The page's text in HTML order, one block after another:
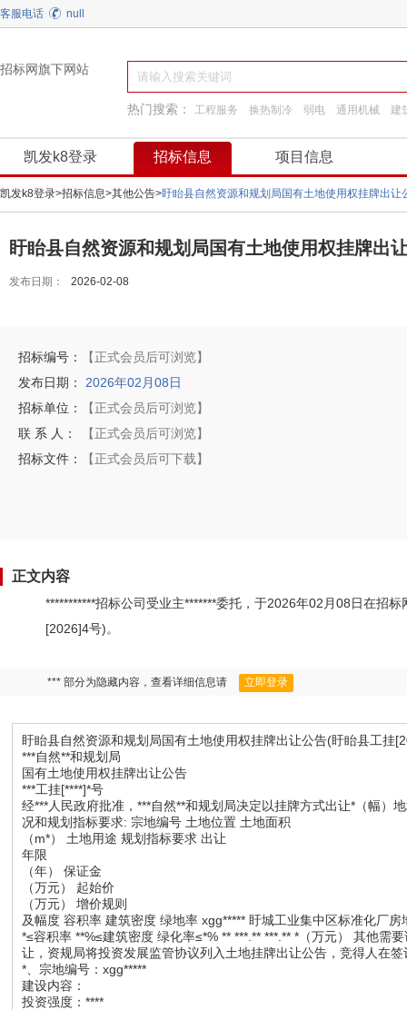
客服电话 null
招标网旗下网站
热门搜索： 工程服务 换热制冷 弱电 通用机械
建
凯发k8登录 招标信息 项目信息
凯发k8登录>招标信息>其他公告>盱眙县自然资源和规划局国有土地使用权挂牌出
盱眙县自然资源和规划局国有土地使用权挂牌出
发布日期： 2026-02-08
招标编号：
【正式会员后可浏览】
发布日期：
2026年02月08日
招标单位：
【正式会员后可浏览】
联 系 人：
【正式会员后可浏览】
招标文件：
【正式会员后可下载】
正文内容
***********招标公司受业主*******委托，于2026年02月08日在招
[2026]4号)。
*** 部分为隐藏内容，查看详细信息请 立即登录
盱眙县自然资源和规划局国有土地使用权挂牌出让公告(盱眙县工挂
***自然**和规划局
国有土地使用权挂牌出让公告
***工挂[****]*号
经***人民政府批准，***自然**和规划局决定以挂牌方式出让*（幅）
况和规划指标要求: 宗地编号 土地位置 土地面积
（m*） 土地用途 规划指标要求 出让
年限
（年） 保证金
（万元） 起始价
（万元） 增价规则
及幅度 容积率 建筑密度 绿地率 xgg***** 盱城工业集中区标准化厂房
*≤容积率 **%≤建筑密度 绿化率≤*% ** ***.** ***.** *（万元） 其他需
让，资规局将投资发展监管协议列入土地挂牌出让公告，竞得人在
*、宗地编号：xgg*****
建设内容：
投资强度：****